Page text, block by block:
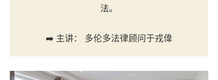
法。
➡️ 主讲： 多伦多法律顾问于戎偉